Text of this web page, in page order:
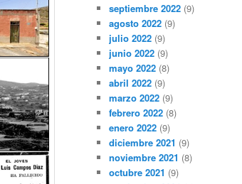
septiembre 2022 (9)
agosto 2022 (9)
julio 2022 (9)
junio 2022 (9)
mayo 2022 (8)
abril 2022 (9)
marzo 2022 (9)
febrero 2022 (8)
enero 2022 (9)
diciembre 2021 (9)
noviembre 2021 (8)
octubre 2021 (9)